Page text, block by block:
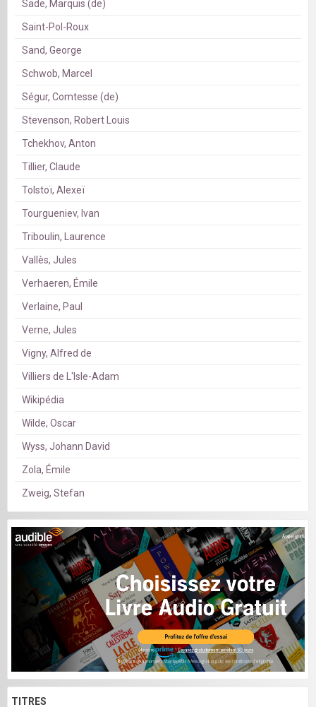
Sade, Marquis (de)
Saint-Pol-Roux
Sand, George
Schwob, Marcel
Ségur, Comtesse (de)
Stevenson, Robert Louis
Tchekhov, Anton
Tillier, Claude
Tolstoï, Alexeï
Tourgueniev, Ivan
Triboulin, Laurence
Vallès, Jules
Verhaeren, Émile
Verlaine, Paul
Verne, Jules
Vigny, Alfred de
Villiers de L'Isle-Adam
Wikipédia
Wilde, Oscar
Wyss, Johann David
Zola, Émile
Zweig, Stefan
TITRES